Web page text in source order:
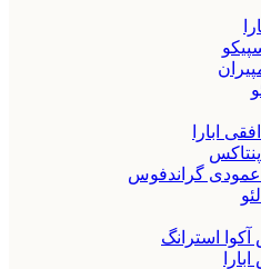
ابارا
گراندفوس
استرانگ